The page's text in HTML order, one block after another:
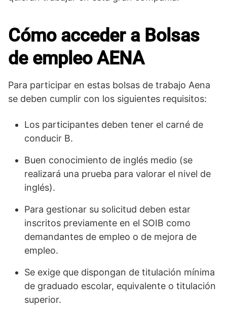
Cómo acceder a Bolsas
de empleo AENA
Para participar en estas bolsas de trabajo Aena
se deben cumplir con los siguientes requisitos:
Los participantes deben tener el carné de
conducir B.
Buen conocimiento de inglés medio (se
realizará una prueba para valorar el nivel de
inglés).
Para gestionar su solicitud deben estar
inscritos previamente en el SOIB como
demandantes de empleo o de mejora de
empleo.
Se exige que dispongan de titulación mínima
de graduado escolar, equivalente o titulación
superior.